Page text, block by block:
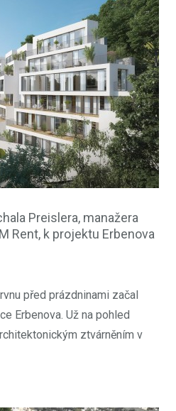
Preislera, manažera
Rent, k projektu Erbenova
před prázdninami začal
Erbenova. Už na pohled
ztvárněním v